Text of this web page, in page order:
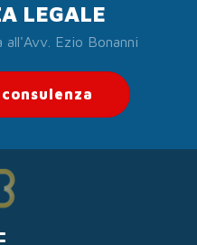
LEGALE
all'Avv. Ezio Bonanni